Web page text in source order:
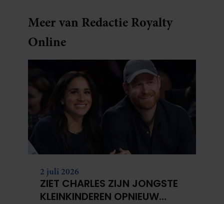
Meer van Redactie Royalty
Online
2 juli 2026
ZIET CHARLES ZIJN JONGSTE
KLEINKINDEREN OPNIEUW